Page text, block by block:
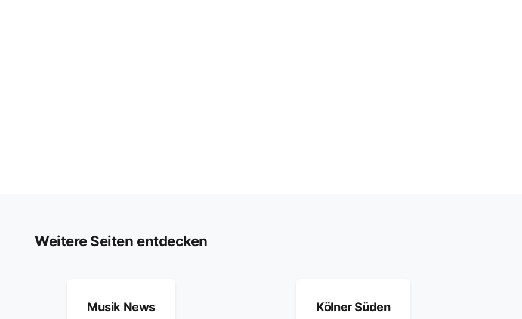
Weitere Seiten entdecken
Musik News Kölner Süden